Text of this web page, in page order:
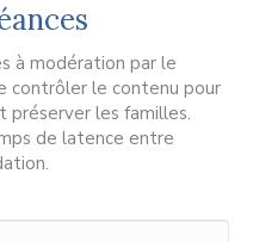
à modération par le
contrôler le contenu pour
préserver les familles.
de latence entre